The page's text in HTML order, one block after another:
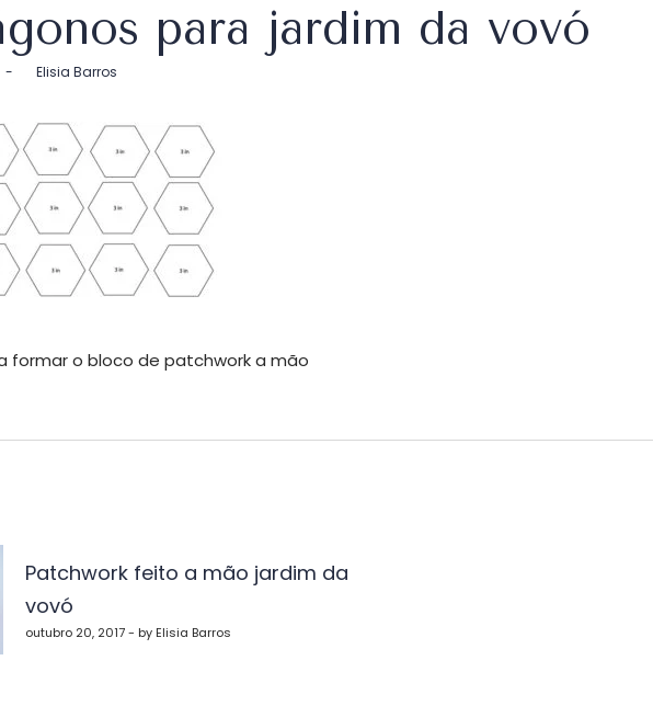
para jardim da vovó
byElisia Barros
formar o bloco de patchwork a mão
Patchwork feito a mão jardim da
vovó
outubro 20, 2017 - by Elisia Barros